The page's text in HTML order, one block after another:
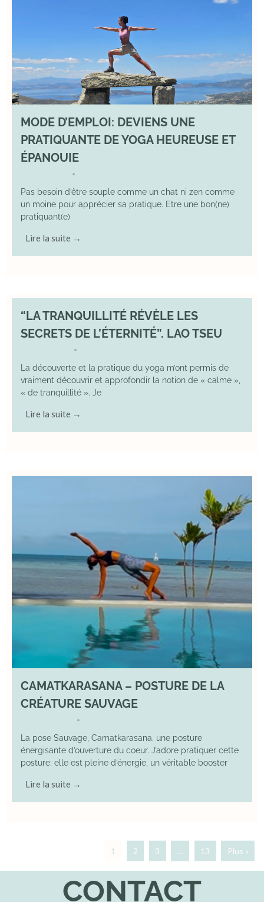
MODE D’EMPLOI: DEVIENS UNE
PRATIQUANTE DE YOGA HEUREUSE ET
ÉPANOUIE
•
Pas besoin d’être souple comme un chat ni zen comme
un moine pour apprécier sa pratique. Etre une bon(ne)
pratiquant(e)
Lire la suite →
“LA TRANQUILLITÉ RÉVÈLE LES
SECRETS DE L’ÉTERNITÉ”. LAO TSEU
•
La découverte et la pratique du yoga m’ont permis de
vraiment découvrir et approfondir la notion de « calme »,
« de tranquillité ». Je
Lire la suite →
CAMATKARASANA – POSTURE DE LA
CRÉATURE SAUVAGE
•
La pose Sauvage, Camatkarasana. une posture
énergisante d’ouverture du coeur. J’adore pratiquer cette
posture: elle est pleine d’énergie, un véritable booster
Lire la suite →
1 2 3 … 13 Plus »
CONTACT